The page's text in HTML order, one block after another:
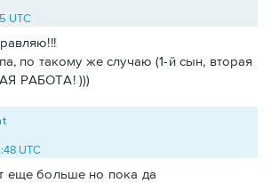
UTC
по такому же случаю (1-й сын, вторая
РАБОТА! )))
UTC
еще больше но пока да